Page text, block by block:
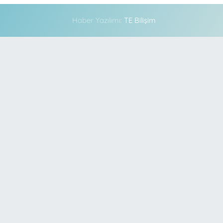
Haber Yazılımı: TE Bilişim